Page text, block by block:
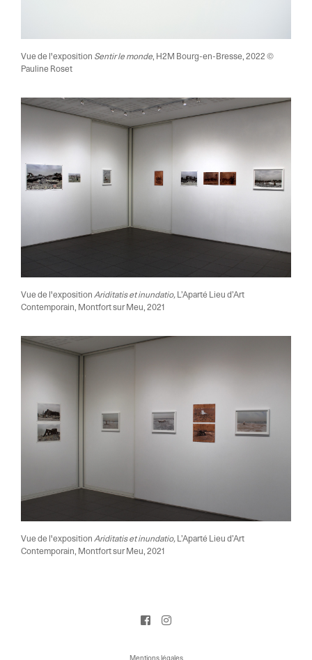
Vue de l'exposition Sentir le monde , H2M Bourg-en-Bresse, 2022 ©
Pauline Roset
Vue de l'exposition Ariditatis et inundatio, L’Aparté Lieu d’Art
Contemporain, Montfort sur Meu, 2021
Vue de l'exposition Ariditatis et inundatio, L’Aparté Lieu d’Art
Contemporain, Montfort sur Meu, 2021
Mentions légales